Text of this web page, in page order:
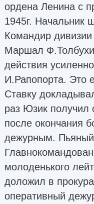
ордена Ленина с
1945г. Начальник
Командир
Маршал
действия
И.Рапопорта. Это
Ставку
раз Юзик получил
после окончания
дежурным. Пьяный
молоденького
доложил в
оперативный